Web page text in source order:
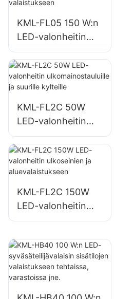
KML-FL05 150 W:n
LED-valonheitin
pysäköintialueiden
ja varastoalueiden
valaistukseen
KML-FL2C 50W
LED-valonheitin
ulkomainostauluille
ja suurille kylteille
KML-FL2C 150W
LED-valonheitin
ulkoseinien ja